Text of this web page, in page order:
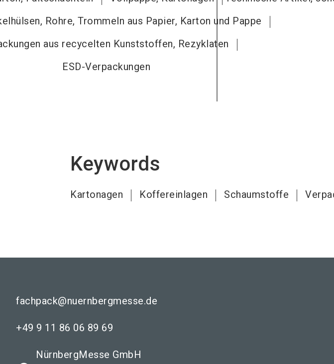
Rohre, Trommeln aus Papier, Karton und Pappe
aus recycelten Kunststoffen, Rezyklaten
ESD-Verpackungen
Keywords
Kartonagen Koffereinlagen Schaumstoffe
fachpack@nuernbergmesse.de
+49 9 11 86 06 89 69
NürnbergMesse GmbH